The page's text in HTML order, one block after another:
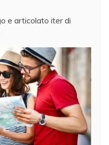
e articolato iter di